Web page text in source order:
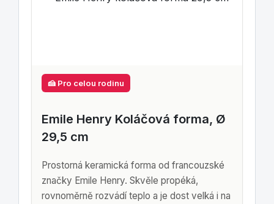
🍰 Pro celou rodinu
Emile Henry Koláčová forma, Ø
29,5 cm
Prostorná keramická forma od francouzské
značky Emile Henry. Skvěle propéká,
rovnoměrně rozvádí teplo a je dost velká i na